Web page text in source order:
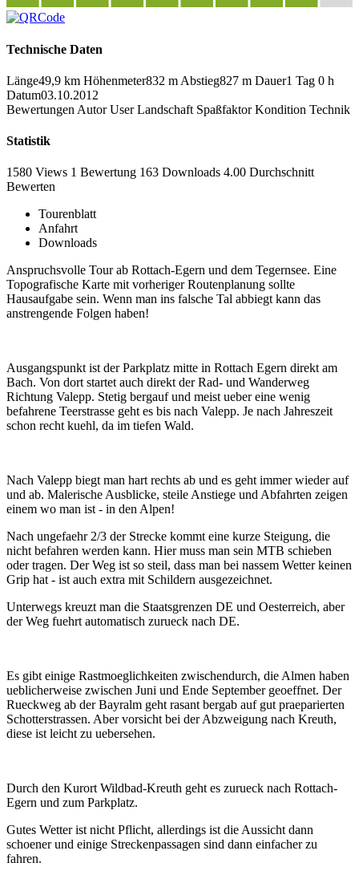
Technische Daten
Länge49,9 km Höhenmeter832 m Abstieg827 m Dauer1 Tag 0 h
Datum03.10.2012
Bewertungen Autor User Landschaft Spaßfaktor Kondition Technik
Statistik
1580 Views 1 Bewertung 163 Downloads 4.00 Durchschnitt
Bewerten
Tourenblatt
Anfahrt
Downloads
Anspruchsvolle Tour ab Rottach-Egern und dem Tegernsee. Eine
Topografische Karte mit vorheriger Routenplanung sollte
Hausaufgabe sein. Wenn man ins falsche Tal abbiegt kann das
anstrengende Folgen haben!
Ausgangspunkt ist der Parkplatz mitte in Rottach Egern direkt am
Bach. Von dort startet auch direkt der Rad- und Wanderweg
Richtung Valepp. Stetig bergauf und meist ueber eine wenig
befahrene Teerstrasse geht es bis nach Valepp. Je nach Jahreszeit
schon recht kuehl, da im tiefen Wald.
Nach Valepp biegt man hart rechts ab und es geht immer wieder auf
und ab. Malerische Ausblicke, steile Anstiege und Abfahrten zeigen
einem wo man ist - in den Alpen!
Nach ungefaehr 2/3 der Strecke kommt eine kurze Steigung, die
nicht befahren werden kann. Hier muss man sein MTB schieben
oder tragen. Der Weg ist so steil, dass man bei nassem Wetter keinen
Grip hat - ist auch extra mit Schildern ausgezeichnet.
Unterwegs kreuzt man die Staatsgrenzen DE und Oesterreich, aber
der Weg fuehrt automatisch zurueck nach DE.
Es gibt einige Rastmoeglichkeiten zwischendurch, die Almen haben
ueblicherweise zwischen Juni und Ende September geoeffnet. Der
Rueckweg ab der Bayralm geht rasant bergab auf gut praeparierten
Schotterstrassen. Aber vorsicht bei der Abzweigung nach Kreuth,
diese ist leicht zu uebersehen.
Durch den Kurort Wildbad-Kreuth geht es zurueck nach Rottach-
Egern und zum Parkplatz.
Gutes Wetter ist nicht Pflicht, allerdings ist die Aussicht dann
schoener und einige Streckenpassagen sind dann einfacher zu
fahren.